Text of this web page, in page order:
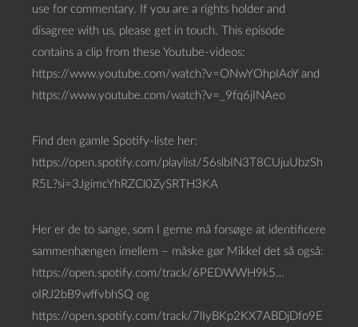
use for commentary. If you are a rights holder and
disagree with us, please get in touch. This episode
contains a clip from these Youtube-videos:
https://www.youtube.com/watch?v=ONwYOhpIAoY and
https://www.youtube.com/watch?v=_9fq6jINAeo
Find den gamle Spotify-liste her:
https://open.spotify.com/playlist/56slbIN3T8CUjuUbzSh
R5L?si=3JgimcYhRZCl0ZySRTH3KA
Her er de to sange, som I gerne må forsøge at identificere
sammenhængen imellem – måske gør Mikkel det så også:
https://open.spotify.com/track/6PEDWWH9k5…
oIRJ2bB9wffvbhSQ og
https://open.spotify.com/track/7lIyBKp2KX7ABDjDfo9E